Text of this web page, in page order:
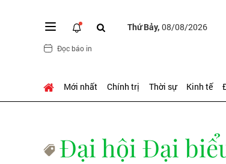
Thứ Bảy, 08/08/2026
Đọc báo in
Mới nhất Chính trị Thời sự Kinh tế
Đại hội Đại